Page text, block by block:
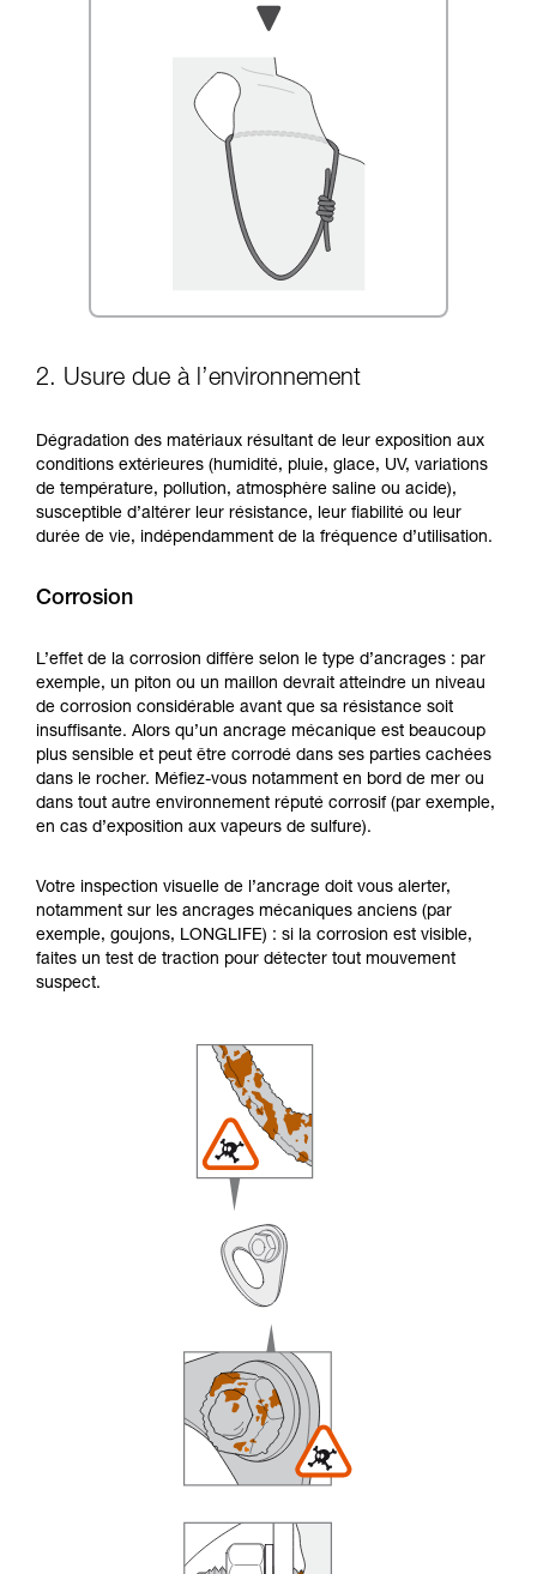
2. Usure due à l’environnement
Dégradation des matériaux résultant de leur exposition aux
conditions extérieures (humidité, pluie, glace, UV, variations
de température, pollution, atmosphère saline ou acide),
susceptible d’altérer leur résistance, leur fiabilité ou leur
durée de vie, indépendamment de la fréquence d’utilisation.
Corrosion
L’effet de la corrosion diffère selon le type d’ancrages : par
exemple, un piton ou un maillon devrait atteindre un niveau
de corrosion considérable avant que sa résistance soit
insuffisante. Alors qu’un ancrage mécanique est beaucoup
plus sensible et peut être corrodé dans ses parties cachées
dans le rocher. Méfiez-vous notamment en bord de mer ou
dans tout autre environnement réputé corrosif (par exemple,
en cas d’exposition aux vapeurs de sulfure).
Votre inspection visuelle de l’ancrage doit vous alerter,
notamment sur les ancrages mécaniques anciens (par
exemple, goujons, LONGLIFE) : si la corrosion est visible,
faites un test de traction pour détecter tout mouvement
suspect.